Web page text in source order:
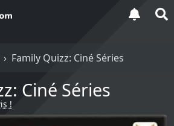
Family Quizz: Ciné Séries
Ciné Séries
!